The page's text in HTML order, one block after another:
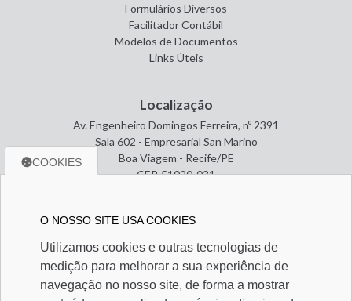
Formulários Diversos
Facilitador Contábil
Modelos de Documentos
Links Úteis
Localização
Av. Engenheiro Domingos Ferreira, nº 2391
Sala 602 - Empresarial San Marino
Boa Viagem - Recife/PE
CEP. 51020-031
Entre em contato
(81) 3465-1784
(81) 3465-1784
miguelarcanjo@contabilservice.cnt.br
COOKIES
O NOSSO SITE USA COOKIES
Utilizamos cookies e outras tecnologias de
medição para melhorar a sua experiência de
navegação no nosso site, de forma a mostrar